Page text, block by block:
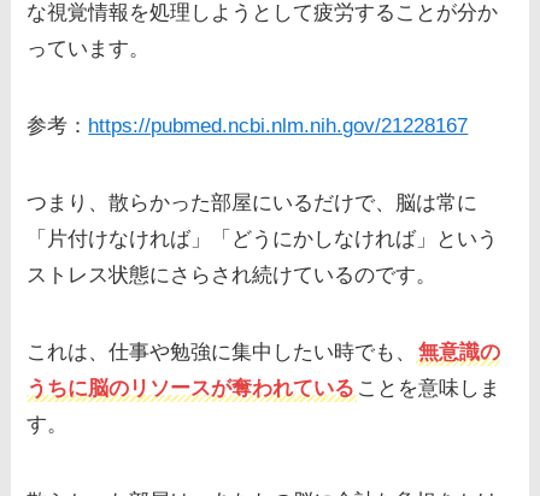
な視覚情報を処理しようとして疲労することが分か
っています。
参考： https://pubmed.ncbi.nlm.nih.gov/21228167
つまり、散らかった部屋にいるだけで、脳は常に
「片付けなければ」「どうにかしなければ」という
ストレス状態にさらされ続けているのです。
これは、仕事や勉強に集中したい時でも、
無意識の
うちに脳のリソースが奪われている ことを意味しま
す。